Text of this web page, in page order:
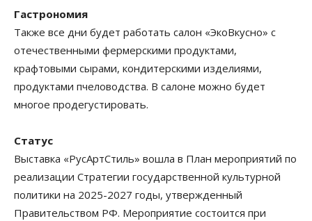
Гастрономия
Также все дни будет работать салон «ЭкоВкусно» с
отечественными фермерскими продуктами,
крафтовыми сырами, кондитерскими изделиями,
продуктами пчеловодства. В салоне можно будет
многое продегустировать.
Статус
Выставка «РусАртСтиль» вошла в План мероприятий по
реализации Стратегии государственной культурной
политики на 2025-2027 годы, утвержденный
Правительством РФ. Мероприятие состоится при